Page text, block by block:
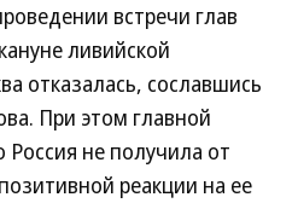
встречи глав
ливийской
отказалась, сославшись
При этом главной
не получила от
реакции на ее